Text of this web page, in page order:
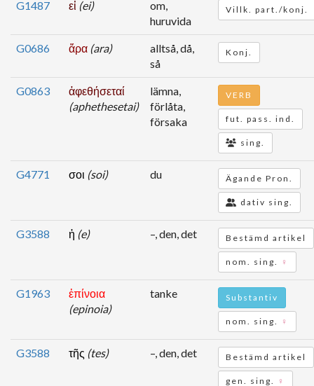
G1487 εἰ (ei)
om,
huruvida
Villk. part./konj.
G0686 ἄρα (ara)
alltså, då,
så
Konj.
G0863
ἀφεθήσεταί
(aphethesetai)
lämna,
förlåta,
försaka
VERB
fut. pass. ind.
sing.
G4771 σοι (soi) du Ägande Pron.
dativ sing.
G3588 ἡ (e) –, den, det Bestämd artikel
nom. sing. ♀
G1963
ἐπίνοια
(epinoia)
tanke Substantiv
nom. sing. ♀
G3588 τῆς (tes) –, den, det Bestämd artikel
gen. sing. ♀